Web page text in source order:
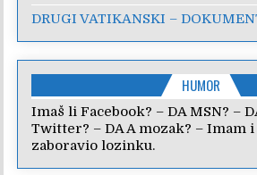
DRUGI VATIKANSKI –
HUMOR
Imaš li Facebook? – DA MSN? –
Twitter? – DA A mozak? – Imam
zaboravio lozinku.